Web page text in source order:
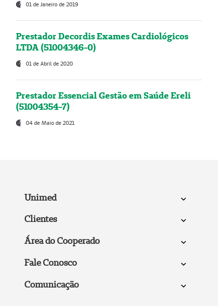
01 de Janeiro de 2019
Prestador Decordis Exames Cardiológicos
LTDA (51004346-0)
01 de Abril de 2020
Prestador Essencial Gestão em Saúde Ereli
(51004354-7)
04 de Maio de 2021
Unimed
Clientes
Área do Cooperado
Fale Conosco
Comunicação